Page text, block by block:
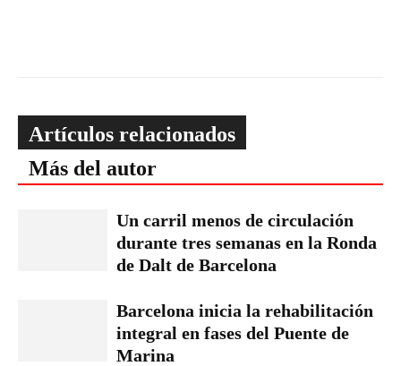
Artículos relacionados
Más del autor
Un carril menos de circulación
durante tres semanas en la Ronda
de Dalt de Barcelona
Barcelona inicia la rehabilitación
integral en fases del Puente de
Marina